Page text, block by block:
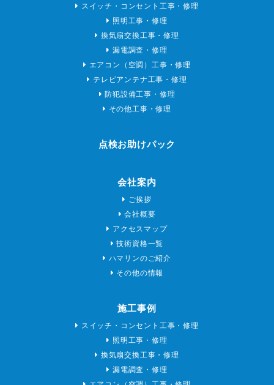
スイッチ・コンセント工事・修理
照明工事・修理
換気扇交換工事・修理
漏電調査・修理
エアコン（空調）工事・修理
テレビアンテナ工事・修理
防犯設備工事・修理
その他工事・修理
点検お助けパック
会社案内
ご挨拶
会社概要
アクセスマップ
技術資格一覧
ハマリンのご紹介
その他の情報
施工事例
スイッチ・コンセント工事・修理
照明工事・修理
換気扇交換工事・修理
漏電調査・修理